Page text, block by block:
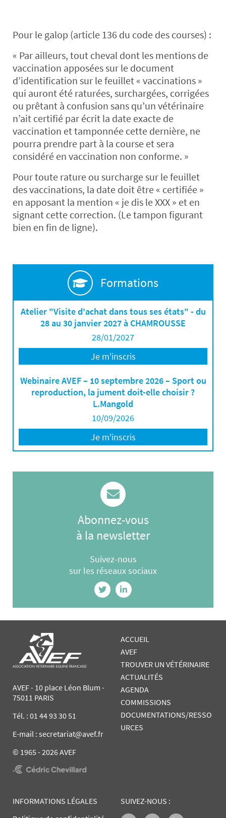
Pour le galop (article 136 du code des courses) :
« Par ailleurs, tout cheval dont les mentions de
vaccination apposées sur le document
d’identification sur le feuillet « vaccinations »
qui auront été raturées, surchargées, corrigées
ou prêtant à confusion sans qu’un vétérinaire
n’ait certifié par écrit la date exacte de
vaccination et tamponnée cette dernière, ne
pourra prendre part à la course et sera
considéré en vaccination non conforme. »
Pour toute rature ou surcharge sur le feuillet
des vaccinations, la date doit être « certifiée »
en apposant la mention « je dis le XXX » et en
signant cette correction. (Le tampon figurant
bien en fin de ligne).
Formations
Atelier "Visite d'achat dans tous ses états" - du
28 au 30 janvier 2027 à CHAMROUSSE
28/01/2027
Je m'inscris
Webinaire AVEF – 10 septembre 2026 – Sport ou
reproduction, la jument doit-elle choisir ?
L.Mangold
10/09/2026
Je m'inscris
Abonnez-vous
à la newsletter
Suivez-nous
sur les réseaux sociaux
AVEF - 10 place Léon Blum -
75011 PARIS
Tél. : 01 44 93 30 51
E-mail : secretariat@avef.fr
© 1965 - 2026 AVEF
ACCUEIL
AVEF
TROUVER UN VÉTÉRINAIRE
ACTUALITÉS
AGENDA
COMMISSIONS
DOCUMENTATIONS/RESSO
URCES
INFORMATIONS LÉGALES
SUIVEZ-NOUS :